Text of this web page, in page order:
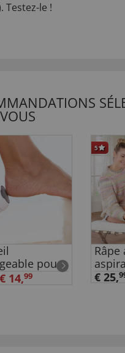
Testez-le !
pour
les
€ 14,99
5
€ 25,